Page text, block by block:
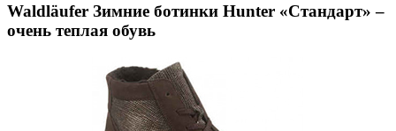
Waldläufer Зимние ботинки Hunter «Стандарт» –
очень теплая обувь